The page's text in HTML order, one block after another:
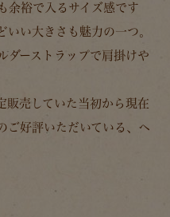
余裕で入るサイズ感です
い大きさも魅力の一つ。
ダーストラップで肩掛けや
販売していた当初から現在
ご好評いただいている、ヘ